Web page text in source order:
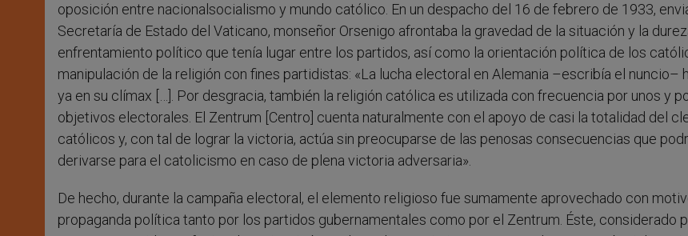
oposición entre nacionalsocialismo y mundo católico. En un despacho del 16 de febrero de 1933,
Secretaría de Estado del Vaticano, monseñor Orsenigo afrontaba la gravedad de la situación y la
enfrentamiento político que tenía lugar entre los partidos, así como la orientación política de los
manipulación de la religión con fines partidistas: «La lucha electoral en Alemania –escribía el nuncio–
ya en su clímax […]. Por desgracia, también la religión católica es utilizada con frecuencia por unos y
objetivos electorales. El Zentrum [Centro] cuenta naturalmente con el apoyo de casi la totalidad del
católicos y, con tal de lograr la victoria, actúa sin preocuparse de las penosas consecuencias que
derivarse para el catolicismo en caso de plena victoria adversaria».
De hecho, durante la campaña electoral, el elemento religioso fue sumamente aprovechado con
propaganda política tanto por los partidos gubernamentales como por el Zentrum. Éste, considerado